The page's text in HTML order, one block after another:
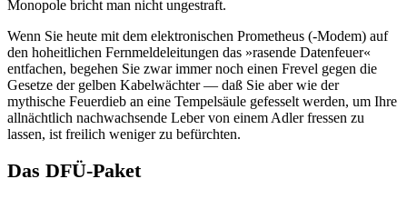
Monopole bricht man nicht ungestraft.
Wenn Sie heute mit dem elektronischen Prometheus (-Modem) auf
den hoheitlichen Fernmeldeleitungen das »rasende Datenfeuer«
entfachen, begehen Sie zwar immer noch einen Frevel gegen die
Gesetze der gelben Kabelwächter — daß Sie aber wie der
mythische Feuerdieb an eine Tempelsäule gefesselt werden, um Ihre
allnächtlich nachwachsende Leber von einem Adler fressen zu
lassen, ist freilich weniger zu befürchten.
Das DFÜ-Paket